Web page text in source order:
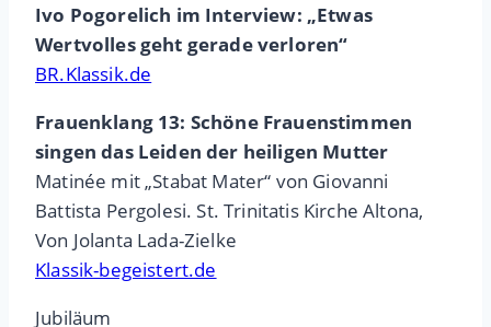
Ivo Pogorelich im Interview: „Etwas
Wertvolles geht gerade verloren“
BR.Klassik.de
Frauenklang 13: Schöne Frauenstimmen
singen das Leiden der heiligen Mutter
Matinée mit „Stabat Mater“ von Giovanni
Battista Pergolesi. St. Trinitatis Kirche Altona,
Von Jolanta Lada-Zielke
Klassik-begeistert.de
Jubiläum